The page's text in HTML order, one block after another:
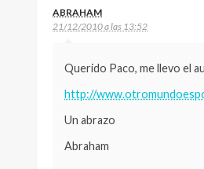
ABRAHAM
21/12/2010 a las 13:52
Querido Paco, me llevo el
http://
Un abrazo
Abraham